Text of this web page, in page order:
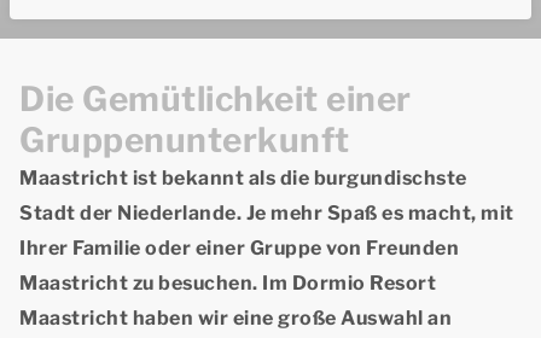
Die Gemütlichkeit einer
Gruppenunterkunft
Maastricht ist bekannt als die burgundischste
Stadt der Niederlande. Je mehr Spaß es macht, mit
Ihrer Familie oder einer Gruppe von Freunden
Maastricht zu besuchen. Im Dormio Resort
Maastricht haben wir eine große Auswahl an